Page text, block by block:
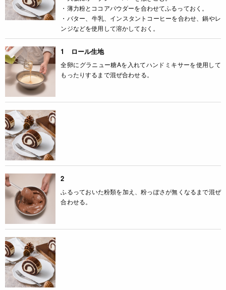
・薄力粉とココアパウダーを合わせてふるっておく。
・バター、牛乳、インスタントコーヒーを合わせ、鍋やレ
ンジなどを使用して溶かしておく。
1 ロール生地
全卵にグラニュー糖Aを入れてハンドミキサーを使用して
もったりするまで混ぜ合わせる。
2
ふるっておいた粉類を加え、粉っぽさが無くなるまで混ぜ
合わせる。